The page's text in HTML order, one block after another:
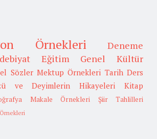
Örnekleri
Deneme
Eğitim Genel Kültür
Sözler Mektup Örnekleri Tarih Ders
ve Deyimlerin Hikayeleri
Kitap
Makale Örnekleri Şiir Tahlilleri